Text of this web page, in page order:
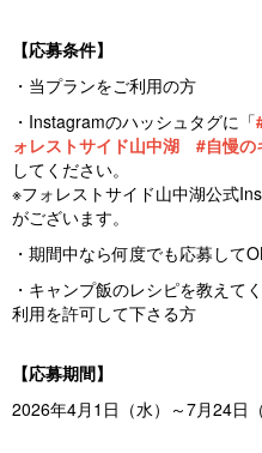
【応募条件】
・当プランをご利用の方
・Instagramのハッシュタグに「
ォレストサイド山中湖 #自慢の
してください。
※フォレストサイド山中湖公式
がございます。
・期間中なら何度でも応募して
・キャンプ飯のレシピを教えて
利用を許可して下さる方
【応募期間】
2026年4月1日（水）～7月24日（